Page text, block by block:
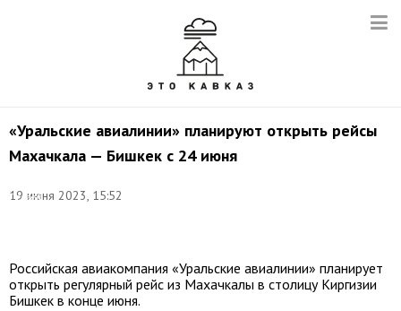
«Уральские авиалинии» планируют открыть рейсы
Махачкала — Бишкек с 24 июня
19 июня 2023, 15:52
Сергей
Российская авиакомпания «Уральские авиалинии» планирует
открыть регулярный рейс из Махачкалы в столицу Киргизии
Бишкек в конце июня.